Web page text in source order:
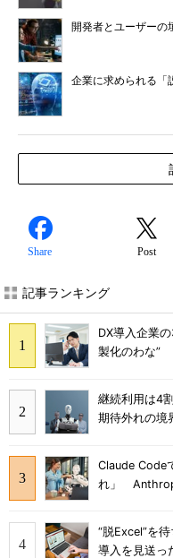
開発者とユーザーの
企業に求められる「
Share Post
記事ランキング
DX導入企業
製化のわな”
継続利用は4
期待外れの境
Claude Code
れ」
“脱Excel”を
導入を見送っ